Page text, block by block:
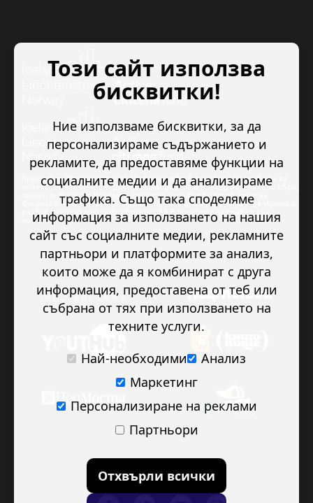
Проектът “Младежкото доброволчество в подкрепа на правата на
човека” се изпълнява с финансова подкрепа в размер на 89 978.50 евро,
предоставена от Исландия, Лихтенщайн и Норвегия по линия на
Финансовия механизъм на ЕИП. Основната цел на проекта е да укрепи и
развие младежкото доброволчество в подкрепа на правата на
човека.
Този сайт използва
бисквитки!
Ние използваме бисквитки, за да
персонализираме съдържанието и
рекламите, да предоставяме функции на
социалните медии и да анализираме
трафика. Също така споделяме
информация за използването на нашия
сайт със социалните медии, рекламните
партньори и платформите за анализ,
които може да я комбинират с друга
информация, предоставена от теб или
събрана от тях при използването на
техните услуги.
Най-необходими
Анализ
Маркетинг
Персонализиране на реклами
Партньори
Отхвърли всички